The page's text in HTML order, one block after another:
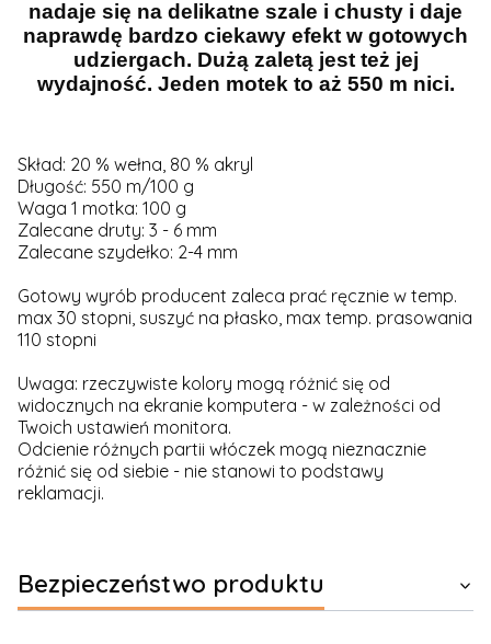
nadaje się na delikatne szale i chusty i daje
naprawdę bardzo ciekawy efekt w gotowych
udziergach. Dużą zaletą jest też jej
wydajność. Jeden motek to aż 550 m nici.
Skład: 20 % wełna, 80 % akryl
Długość: 550 m/100 g
Waga 1 motka: 100 g
Zalecane druty: 3 - 6 mm
Zalecane szydełko: 2-4 mm
Gotowy wyrób producent zaleca prać ręcznie w temp.
max 30 stopni, suszyć na płasko, max temp. prasowania
110 stopni
Uwaga: rzeczywiste kolory mogą różnić się od
widocznych na ekranie komputera - w zależności od
Twoich ustawień monitora.
Odcienie różnych partii włóczek mogą nieznacznie
różnić się od siebie - nie stanowi to podstawy
reklamacji.
Bezpieczeństwo produktu